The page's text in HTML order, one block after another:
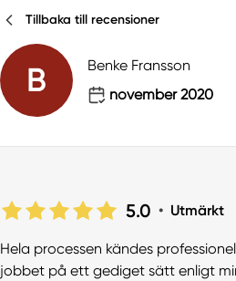
Tillbaka till recensioner
B
Benke Fransson
november 2020
5.0 • Utmärkt
Hela processen kändes
jobbet på ett gediget sätt enligt